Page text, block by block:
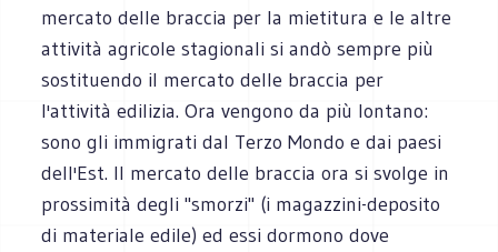
mercato delle braccia per la mietitura e le altre
attività agricole stagionali si andò sempre più
sostituendo il mercato delle braccia per
l'attività edilizia. Ora vengono da più lontano:
sono gli immigrati dal Terzo Mondo e dai paesi
dell'Est. Il mercato delle braccia ora si svolge in
prossimità degli "smorzi" (i magazzini-deposito
di materiale edile) ed essi dormono dove